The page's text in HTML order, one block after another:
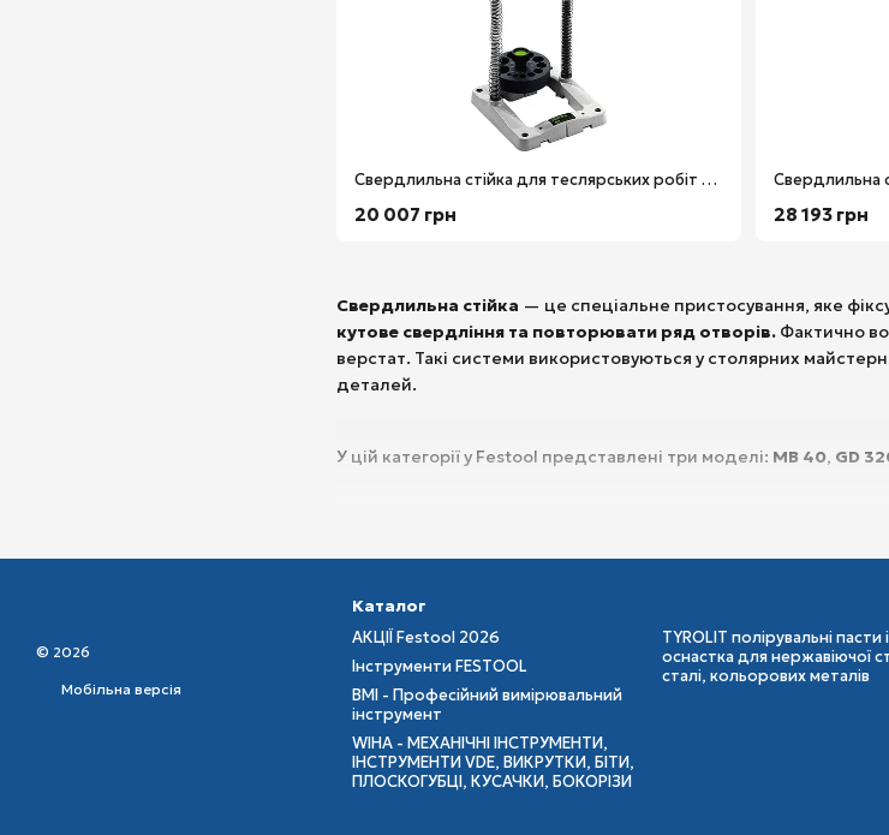
Свердлильна стійка — це спеціальне пристосування, яке
кутове свердління та повторювати ряд отворів. Фактично
верстат. Такі системи використовуються у столярних
деталей.
У цій категорії у Festool представлені три моделі: MB 40, GD
конструкції її зручно використовувати як у майстерні, так і
Різні упори та регулювання глибини допомагають
отворів. За потреби до опорної плити можна підключити
MB 40 є частиною системи FastFix, тому добре поєднується
Сумісність з інструментами Festool
: CXS/TXS 12, CXS/TXS 18,
Свердлильна стійка GD 320створена для робіт з великими
будівель. Вона забезпечує точне позиціонування свердла і
Свердлильна стійка для теслярських робіт GD 320 Festool 768768
20 007 грн 28 193 грн
© 2026
Мобільна версія
Каталог
АКЦІЇ Festool 2026
Інструменти FESTOOL
BMI - Професійний вимірювальний
інструмент
WIHA - МЕХАНІЧНІ ІНСТРУМЕНТИ,
ІНСТРУМЕНТИ VDE, ВИКРУТКИ, БІТИ,
ПЛОСКОГУБЦІ, КУСАЧКИ, БОКОРІЗИ
TYROLIT полірувальні пасти і
оснастка для нержавіючої
сталі, кольорових металів